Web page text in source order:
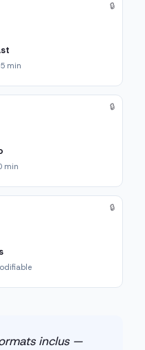
min
🔒
min
🔒
🔒
inclus —